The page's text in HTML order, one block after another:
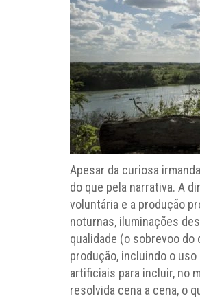
Apesar da curiosa
do que pela narrativa. A
voluntária e a produção
noturnas, iluminações
qualidade (o sobrevoo
produção, incluindo o
artificiais para incluir, no
resolvida cena a cena, o